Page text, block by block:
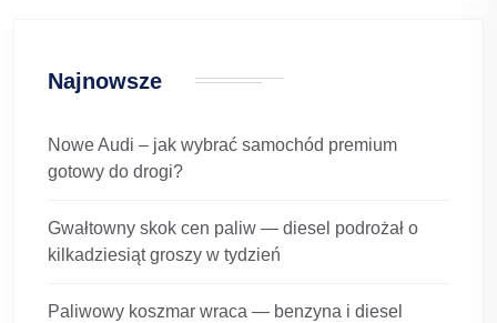
Najnowsze
Nowe Audi – jak wybrać samochód premium
gotowy do drogi?
Gwałtowny skok cen paliw — diesel podrożał o
kilkadziesiąt groszy w tydzień
Paliwowy koszmar wraca — benzyna i diesel